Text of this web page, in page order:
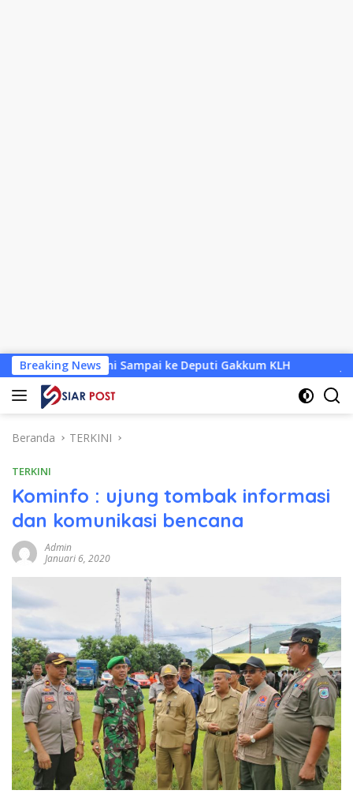
Langsung
ke
konten
Breaking News
Sampai ke Deputi Gakkum KLH Jangan Biarkan
Beranda TERKINI
TERKINI
Kominfo : ujung tombak informasi
dan komunikasi bencana
Admin
Januari 6, 2020